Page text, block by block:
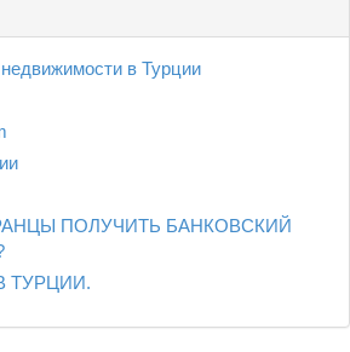
в Турции
ПОЛУЧИТЬ БАНКОВСКИЙ
ТУРЦИИ.